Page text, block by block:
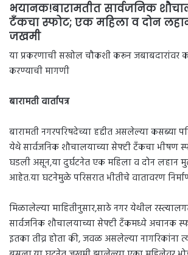
भयानक!बारामतीत सार्वजनिक
टँकचा स्फोट; एक महिला व दोन
जखमी
या प्रकरणाची सखोल चौकशी करून जबाबदारांवर
करण्याची मागणी
बारामती वार्तापत्र
बारामती नगरपरिषदेच्या हद्दीत असलेल्या कसब्या
येथे सार्वजनिक शौचालयाच्या सेफ्टी टँकचा भीषण
घडली असून,या दुर्घटनेत एक महिला व दोन लहान
आहेत.या घटनेमुळे परिसरात भीतीचे वातावरण
मिळालेल्या माहितीनुसार,साठे नगर येथील
सार्वजनिक शौचालयाच्या सेफ्टी टँकमध्ये अचानक
इतका तीव्र होता की, जवळ असलेल्या नागरिकांना